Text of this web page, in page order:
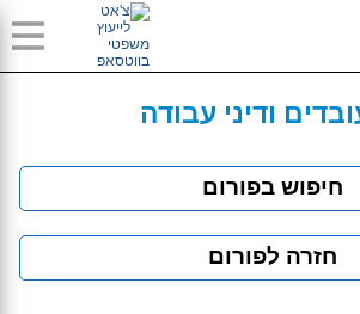
ודיני עבודה
חיפוש בפורום
חזרה לפורום